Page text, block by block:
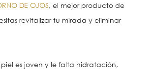
DE OJOS, el mejor producto de
revitalizar tu mirada y eliminar
es joven y le falta hidratación,